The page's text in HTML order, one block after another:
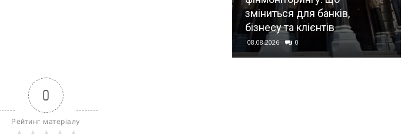
0
Рейтинг матеріалу
зміниться для банків,
бізнесу та клієнтів
08.08.2026 0